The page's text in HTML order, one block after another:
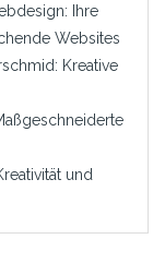
Ihre
Websites
Kreative
und